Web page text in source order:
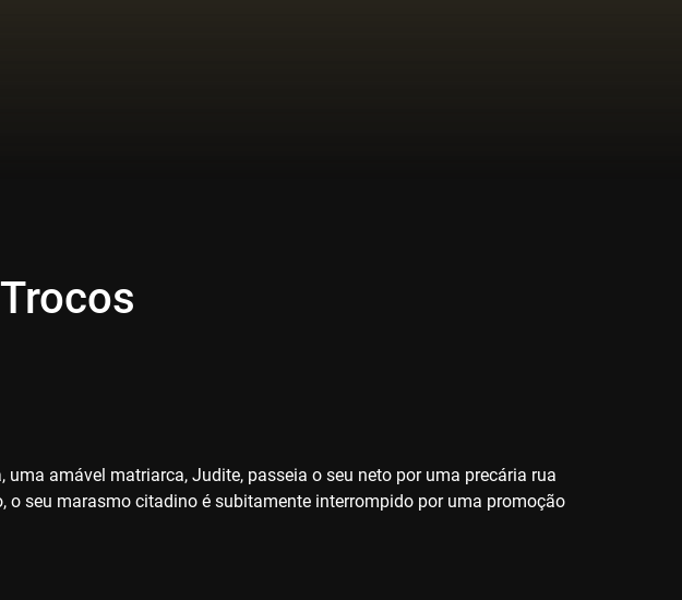
amável matriarca, Judite, passeia o seu neto por uma precária rua
o seu marasmo citadino é subitamente interrompido por uma promoção